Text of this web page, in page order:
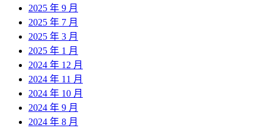
2025 年 9 月
2025 年 7 月
2025 年 3 月
2025 年 1 月
2024 年 12 月
2024 年 11 月
2024 年 10 月
2024 年 9 月
2024 年 8 月